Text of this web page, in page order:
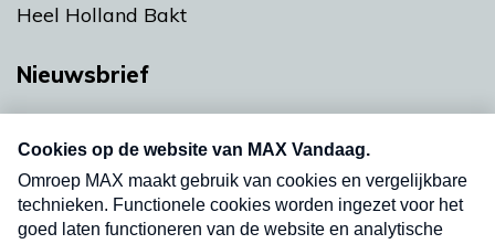
Heel Holland Bakt
Nieuwsbrief
nieuwsbrief. Elke vrijdag- en dinsdagochtend in
uw mailbox.
Verzend